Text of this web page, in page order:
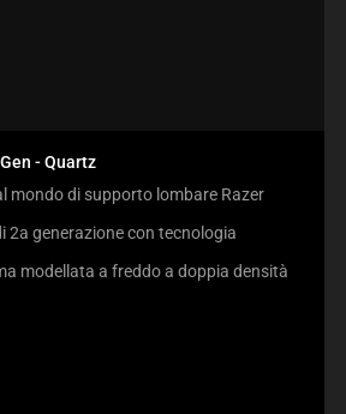
- Quartz
mondo di supporto lombare Razer
2a generazione con tecnologia
modellata a freddo a doppia densità